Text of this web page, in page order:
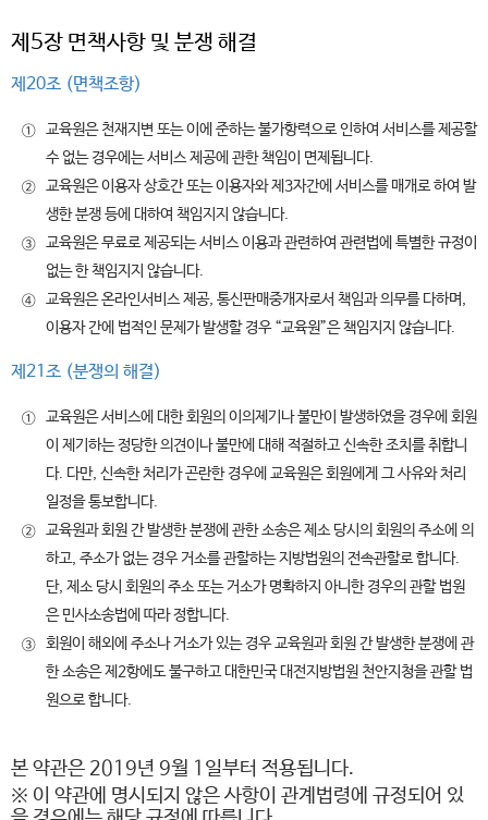
제5장 면책사항 및 분쟁 해결
제20조 (면책조항)
①
교육원은 천재지변 또는 이에 준하는 불가항력으로 인하여 서비스를 제공할
수 없는 경우에는 서비스 제공에 관한 책임이 면제됩니다.
②
교육원은 이용자 상호간 또는 이용자와 제3자간에 서비스를 매개로 하여 발
생한 분쟁 등에 대하여 책임지지 않습니다.
③
교육원은 무료로 제공되는 서비스 이용과 관련하여 관련법에 특별한 규정이
없는 한 책임지지 않습니다.
④
교육원은 온라인서비스 제공, 통신판매중개자로서 책임과 의무를 다하며,
이용자 간에 법적인 문제가 발생할 경우 “교육원”은 책임지지 않습니다.
제21조 (분쟁의 해결)
①
교육원은 서비스에 대한 회원의 이의제기나 불만이 발생하였을 경우에 회원
이 제기하는 정당한 의견이나 불만에 대해 적절하고 신속한 조치를 취합니
다. 다만, 신속한 처리가 곤란한 경우에 교육원은 회원에게 그 사유와 처리
일정을 통보합니다.
②
교육원과 회원 간 발생한 분쟁에 관한 소송은 제소 당시의 회원의 주소에 의
하고, 주소가 없는 경우 거소를 관할하는 지방법원의 전속관할로 합니다.
단, 제소 당시 회원의 주소 또는 거소가 명확하지 아니한 경우의 관할 법원
은 민사소송법에 따라 정합니다.
③
회원이 해외에 주소나 거소가 있는 경우 교육원과 회원 간 발생한 분쟁에 관
한 소송은 제2항에도 불구하고 대한민국 대전지방법원 천안지청을 관할 법
원으로 합니다.
본 약관은 2019년 9월 1일부터 적용됩니다.
※ 이 약관에 명시되지 않은 사항이 관계법령에 규정되어 있